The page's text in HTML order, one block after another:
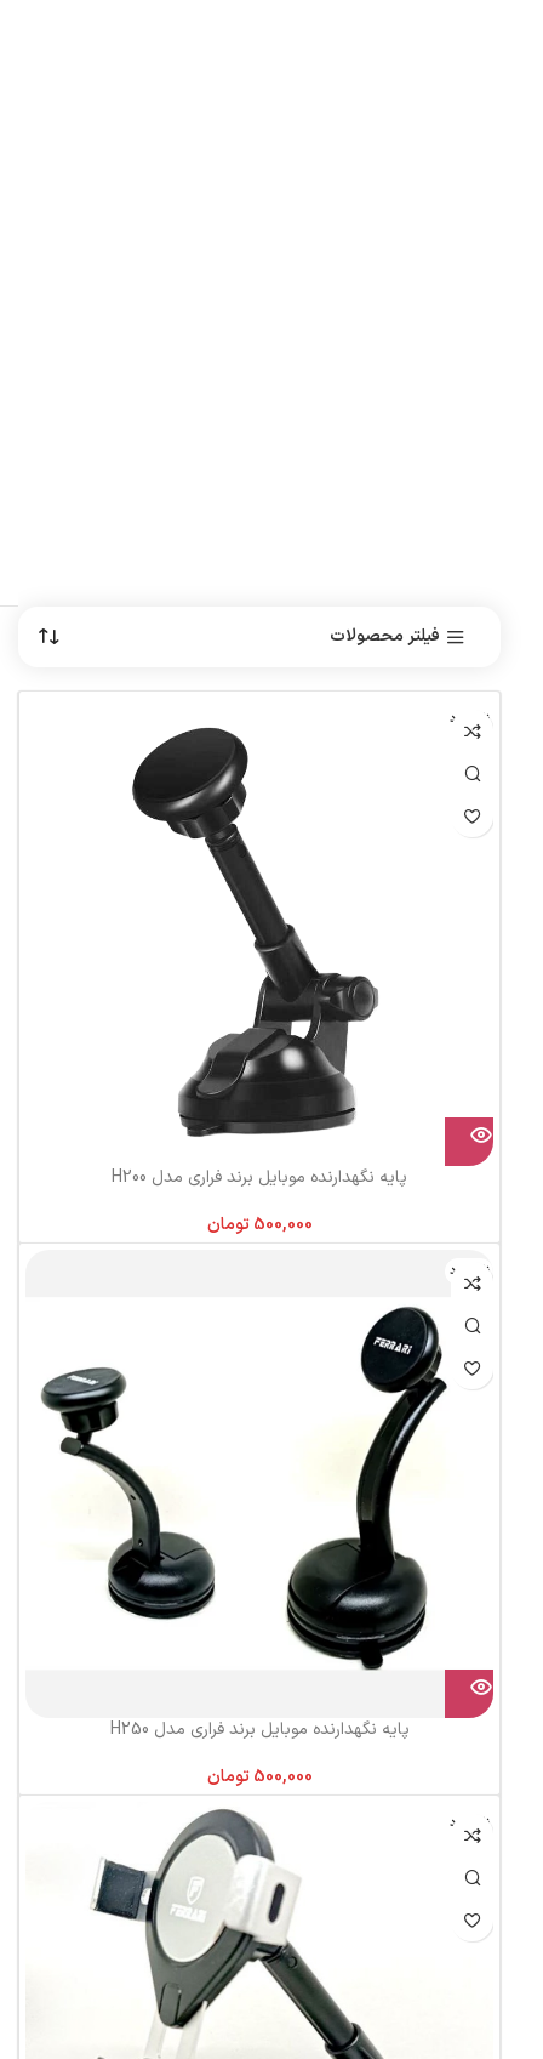
فیلتر محصولات
ناموجود
پایه نگهدارنده موبایل برند فراری مدل H200
تومان
ناموجود
پایه نگهدارنده موبایل برند فراری مدل H250
تومان
ناموجود